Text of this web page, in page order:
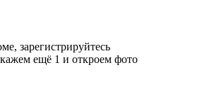
зарегистрируйтесь
ещё 1 и откроем фото